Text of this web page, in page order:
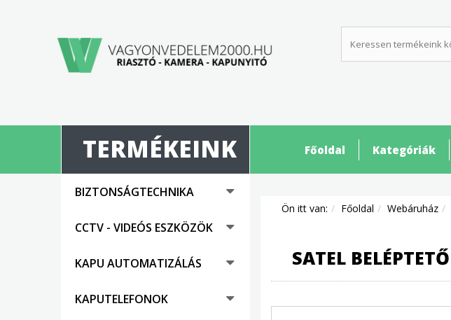
Főoldal Kategóriák
TERMÉKEINK
BIZTONSÁGTECHNIKA
CCTV - VIDEÓS ESZKÖZÖK
KAPU AUTOMATIZÁLÁS
KAPUTELEFONOK
Ön itt van: Főoldal Webáruház
SATEL BELÉPTETŐ